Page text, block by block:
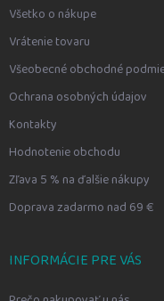
Všetko o nákupe
Vrátenie tovaru
Všeobecné obchodné
Ochrana osobných údajov
Kontakty
Hodnotenie obchodu
Zľava 5 % na ďalšie nákupy
Doprava zadarmo nad 69 €
INFORMÁCIE PRE VÁS